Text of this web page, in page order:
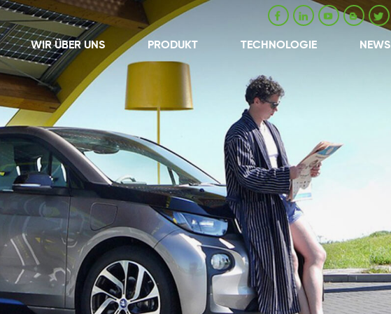
WIR ÜBER UNS PRODUKT TECHNOLOGIE NEWS